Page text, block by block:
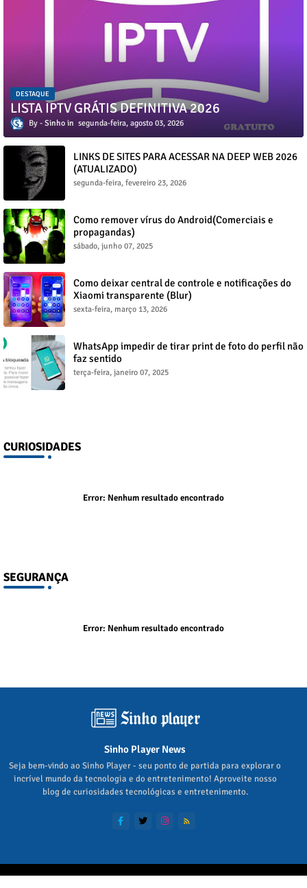
DESTAQUE
LISTA IPTV GRÁTIS DEFINITIVA 2026
Sinho segunda-feira, agosto 03, 2026
LINKS DE SITES PARA ACESSAR NA DEEP WEB 2026
(ATUALIZADO)
segunda-feira, fevereiro 23, 2026
Como remover vírus do Android(Comerciais e
propagandas)
sábado, junho 07, 2025
Como deixar central de controle e notificações do
Xiaomi transparente (Blur)
sexta-feira, março 13, 2026
WhatsApp impedir de tirar print de foto do perfil não
faz sentido
terça-feira, janeiro 07, 2025
CURIOSIDADES
Error: Nenhum resultado encontrado
SEGURANÇA
Error: Nenhum resultado encontrado
Sinho Player News
Seja bem-vindo ao Sinho Player - seu ponto de partida para explorar o
incrível mundo da tecnologia e do entretenimento! Aproveite nosso
blog de curiosidades tecnológicas e entretenimento.